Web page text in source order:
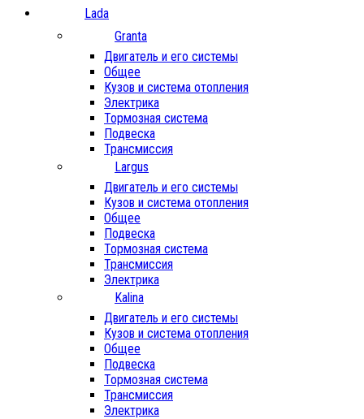
Lada
Granta
Двигатель и его системы
Общее
Кузов и система отопления
Электрика
Тормозная система
Подвеска
Трансмиссия
Largus
Двигатель и его системы
Кузов и система отопления
Общее
Подвеска
Тормозная система
Трансмиссия
Электрика
Kalina
Двигатель и его системы
Кузов и система отопления
Общее
Подвеска
Тормозная система
Трансмиссия
Электрика